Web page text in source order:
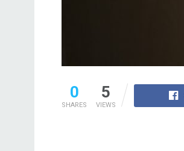
0
SHARES
5
VIEWS